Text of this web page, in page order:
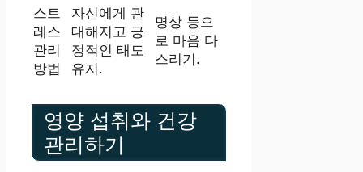
스트
레스
관리
방법
자신에게 관
대해지고 긍
정적인 태도
유지.
명상 등으
로 마음 다
스리기.
영양 섭취와 건강
관리하기